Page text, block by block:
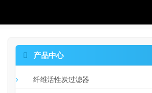
 产品中心
纤维活性炭过滤器